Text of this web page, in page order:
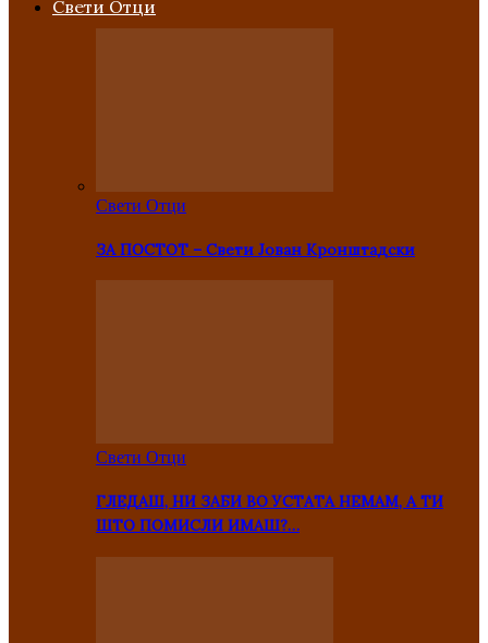
Свети Отци
Свети Отци
ЗА ПОСТОТ – Свети Јован Кронштадски
Свети Отци
ГЛЕДАШ, НИ ЗАБИ ВО УСТАТА НЕМАМ, А ТИ
ШТО ПОМИСЛИ ИМАШ?…